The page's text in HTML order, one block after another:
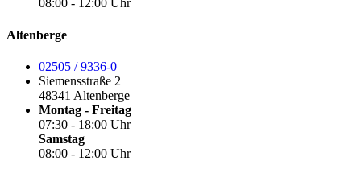
08:00 - 12:00 Uhr
Altenberge
02505 / 9336-0
Siemensstraße 2
48341 Altenberge
Montag - Freitag
07:30 - 18:00 Uhr
Samstag
08:00 - 12:00 Uhr